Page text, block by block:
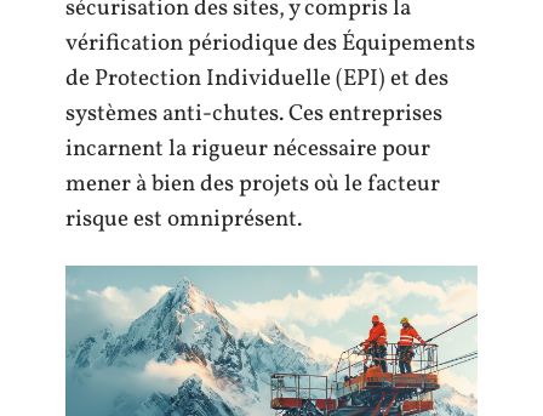
sécurisation des sites, y compris la
vérification périodique des Équipements
de Protection Individuelle (EPI) et des
systèmes anti-chutes. Ces entreprises
incarnent la rigueur nécessaire pour
mener à bien des projets où le facteur
risque est omniprésent.